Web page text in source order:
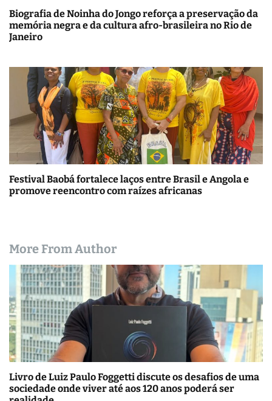
Biografia de Noinha do Jongo reforça a preservação da
memória negra e da cultura afro-brasileira no Rio de
Janeiro
Festival Baobá fortalece laços entre Brasil e Angola e
promove reencontro com raízes africanas
More From Author
Livro de Luiz Paulo Foggetti discute os desafios de uma
sociedade onde viver até aos 120 anos poderá ser